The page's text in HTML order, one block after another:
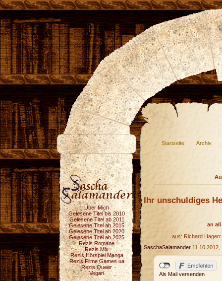
Startseite Archiv
Über Mich
Gelesene Titel bis 2010
Gelesene Titel ab 2011
Gelesene Titel ab 2015
Gelesene Titel ab 2020
Gelesene Titel ab 2025
Rezis Romane
Rezis Mix
Rezis Hörspiel Manga
Rezis Filme Games ua
Rezis Queer
Vegan
Ihr unschuldiges
an
aus: Richard
SaschaSalamander 11.10.2012,
Als Mail versenden